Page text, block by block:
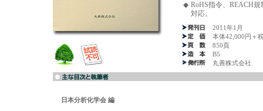
◆ RoHS指令、REACH
対応。
2011年1月
本体42,000円＋
850頁
B5
丸善株式会社
日本分析化学会 編